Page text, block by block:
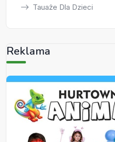
Tauaże Dla Dzieci
Reklama